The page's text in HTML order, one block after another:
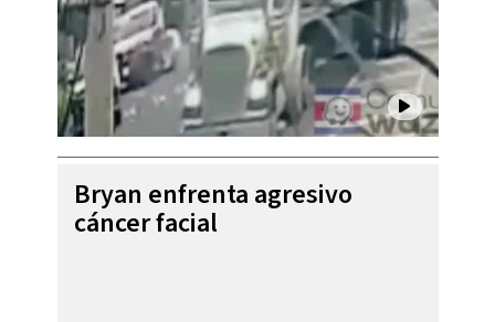
Bryan enfrenta agresivo
cáncer facial